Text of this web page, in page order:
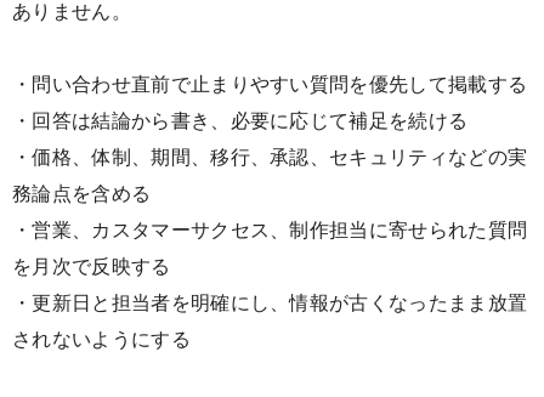
ありません。
・問い合わせ直前で止まりやすい質問を優先して掲載する
・回答は結論から書き、必要に応じて補足を続ける
・価格、体制、期間、移行、承認、セキュリティなどの実
務論点を含める
・営業、カスタマーサクセス、制作担当に寄せられた質問
を月次で反映する
・更新日と担当者を明確にし、情報が古くなったまま放置
されないようにする